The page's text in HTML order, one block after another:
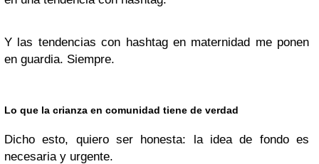
Y las tendencias con hashtag en maternidad me ponen
en guardia. Siempre.
Lo que la crianza en comunidad tiene de verdad
Dicho esto, quiero ser honesta: la idea de fondo es
necesaria y urgente.